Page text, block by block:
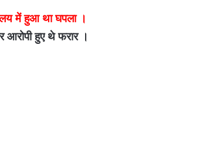
में हुआ था घपला ।
हुए थे फरार ।